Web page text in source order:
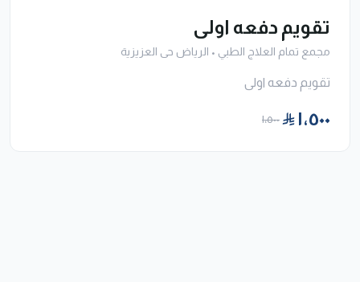
تقويم دفعه اولى
مجمع تمام العلاج الطبي • الرياض حى العزيزية
تقويم دفعه اولى
١٬٥٠٠ ١٬٥٠٠